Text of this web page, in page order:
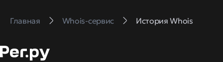
Главная Whois-сервис История Whois